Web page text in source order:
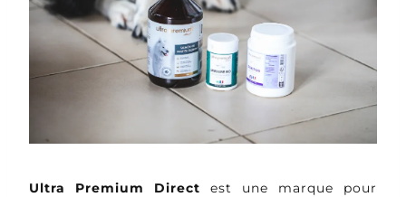
Ultra Premium Direct est une marque pour